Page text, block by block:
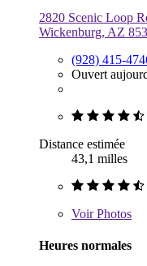
2820 Scenic Loop
Wickenburg, AZ
(928) 415-
Ouvert
Distance estimée
43,1 milles
VoirPhotos
Heures normales